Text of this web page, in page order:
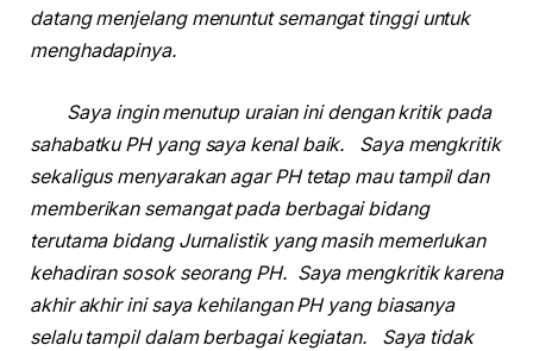
datang menjelang menuntut semangat tinggi untuk
menghadapinya.
Saya ingin menutup uraian ini dengan kritik pada
sahabatku PH yang saya kenal baik. Saya mengkritik
sekaligus menyarakan agar PH tetap mau tampil dan
memberikan semangat pada berbagai bidang
terutama bidang Jurnalistik yang masih memerlukan
kehadiran sosok seorang PH. Saya mengkritik karena
akhir akhir ini saya kehilangan PH yang biasanya
selalu tampil dalam berbagai kegiatan. Saya tidak